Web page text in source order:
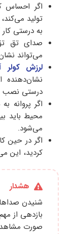
اگر احساس
تولید
به درستی کار
صدای تق
می‌تواند
لرزش کولر
نشان‌دهنده
درستی نصب
اگر پروانه
محیط باید
می‌شود.
اگر در حین
کردید، این
هشدار
شنیدن
بازدهی از
صورت